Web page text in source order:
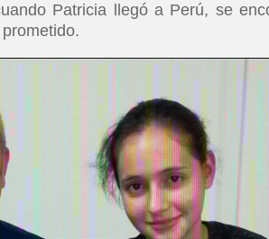
Patricia llegó a Perú, se